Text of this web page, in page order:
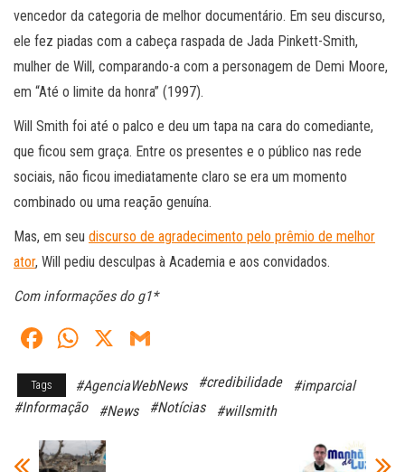
vencedor da categoria de melhor documentário. Em seu discurso,
ele fez piadas com a cabeça raspada de Jada Pinkett-Smith,
mulher de Will, comparando-a com a personagem de Demi Moore,
em “Até o limite da honra” (1997).
Will Smith foi até o palco e deu um tapa na cara do comediante,
que ficou sem graça. Entre os presentes e o público nas rede
sociais, não ficou imediatamente claro se era um momento
combinado ou uma reação genuína.
Mas, em seu discurso de agradecimento pelo prêmio de melhor
ator, Will pediu desculpas à Academia e aos convidados.
Com informações do g1*
Fa
ce
bo
ok
W
ts
pp
X
ail
Tags #AgenciaWebNews #credibilidade
#imparcial
#Informação
#News #Notícias #willsmith